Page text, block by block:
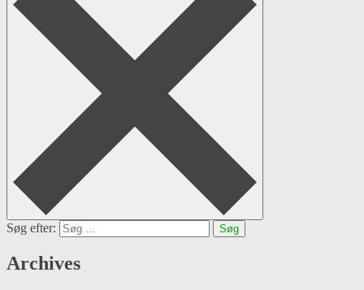
Søg efter:
Archives